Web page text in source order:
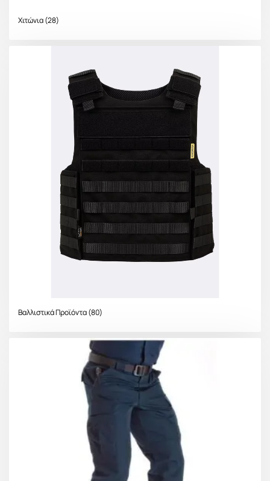
Χιτώνια(28)
Βαλλιστικά Προϊόντα(80)